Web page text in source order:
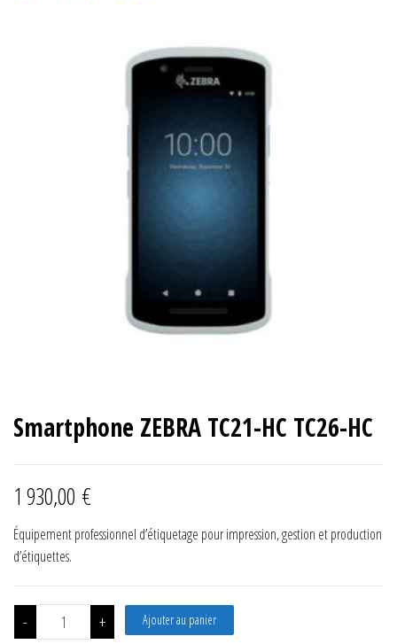
Smartphone ZEBRA TC21-HC TC26-HC
1 930,00 €
Équipement professionnel d’étiquetage pour impression, gestion et production
d’étiquettes.
- quantité de Smartphone ZEBRA TC21-HC TC26-HC
+ Ajouter au panier